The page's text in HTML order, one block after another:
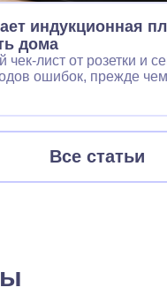
индукционная
дома
от розетки и
ошибок, прежде
Все статьи